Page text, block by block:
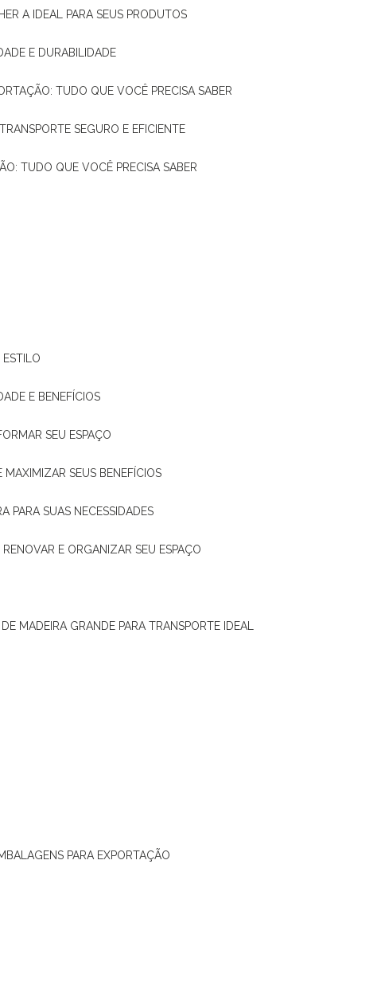
A IDEAL PARA SEUS PRODUTOS
E DURABILIDADE
TUDO QUE VOCÊ PRECISA SABER
SEGURO E EFICIENTE
TUDO QUE VOCÊ PRECISA SABER
ESTILO
E BENEFÍCIOS
SEU ESPAÇO
MAXIMIZAR SEUS BENEFÍCIOS
PARA SUAS NECESSIDADES
E ORGANIZAR SEU ESPAÇO
MADEIRA GRANDE PARA TRANSPORTE IDEAL
PARA EXPORTAÇÃO